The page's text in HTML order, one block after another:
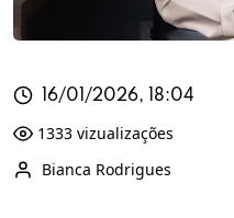
16/01/2026, 18:04
1333 vizualizações
Bianca Rodrigues